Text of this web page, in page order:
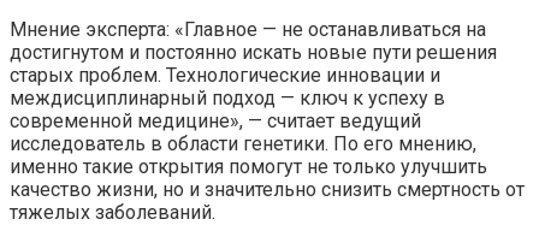
Мнение эксперта: «Главное — не останавливаться на
достигнутом и постоянно искать новые пути решения
старых проблем. Технологические инновации и
междисциплинарный подход — ключ к успеху в
современной медицине», — считает ведущий
исследователь в области генетики. По его мнению,
именно такие открытия помогут не только улучшить
качество жизни, но и значительно снизить смертность от
тяжелых заболеваний.